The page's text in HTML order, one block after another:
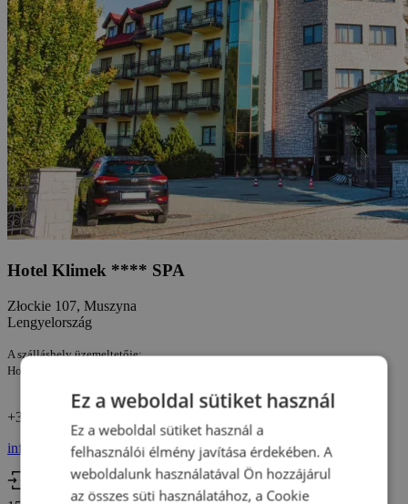
Hotel Klimek **** SPA
Złockie 107, Muszyna
Lengyelország
A szálláshely üzemeltetője:
Hotel Klimek SPA Spółka Komandytowa Cégjegyzékszám: 120555699
+36 46 463 422
info@travelking.hu
Bejelentkezés
Ez a weboldal sütiket használ
Ez a weboldal sütiket használ a
felhasználói élmény javítása érdekében. A
weboldalunk használatával Ön hozzájárul
az összes süti használatához, a Cookie